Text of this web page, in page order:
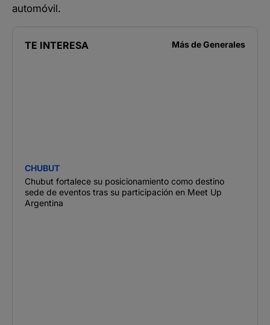
automóvil.
TE INTERESA Más deGenerales
CHUBUT
Chubut fortalece su posicionamiento como destino
sede de eventos tras su participación en Meet Up
Argentina